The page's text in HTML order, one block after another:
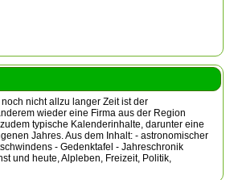
nicht allzu langer Zeit ist der
wieder eine Firma aus der Region
typische Kalenderinhalte, darunter eine
Jahres. Aus dem Inhalt: - astronomischer
- Gedenktafel - Jahreschronik
und heute, Alpleben, Freizeit, Politik,